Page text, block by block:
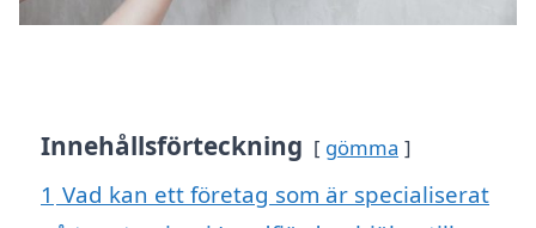
Innehållsförteckning gömma
1 Vad kan ett företag som är specialiserat